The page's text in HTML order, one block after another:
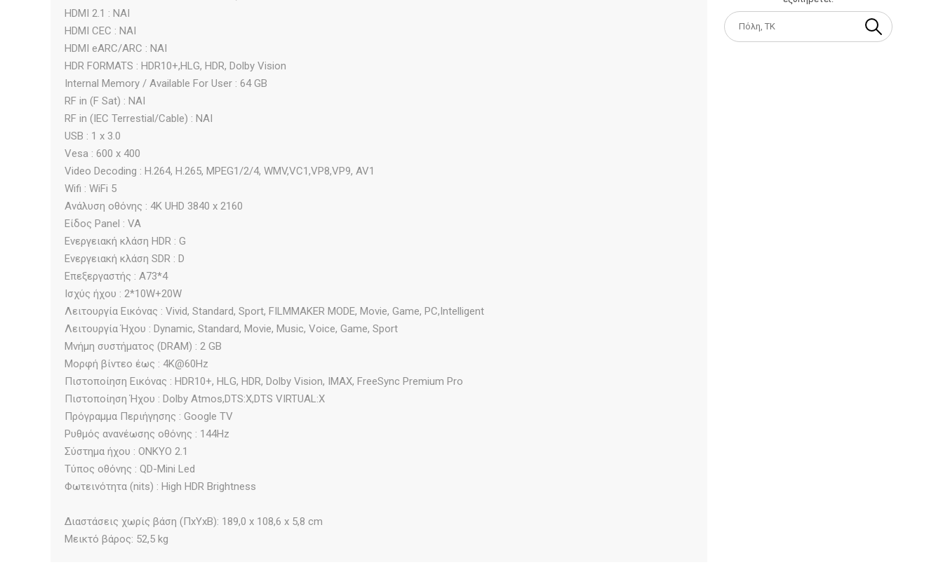
HDMI 2.1 : ΝΑΙ
HDMI CEC : ΝΑΙ
HDMI eARC/ARC : ΝΑΙ
HDR FORMATS : HDR10+,HLG, HDR, Dolby Vision
Internal Memory / Available For User : 64 GB
RF in (F Sat) : ΝΑΙ
RF in (IEC Terrestial/Cable) : ΝΑΙ
USB : 1 x 3.0
Vesa : 600 x 400
Video Decoding : H.264, H.265, MPEG1/2/4, WMV,VC1,VP8,VP9, AV1
Wifi : WiFi 5
Ανάλυση οθόνης : 4K UHD 3840 x 2160
Είδος Panel : VA
Ενεργειακή κλάση HDR : G
Ενεργειακή κλάση SDR : D
Επεξεργαστής : A73*4
Ισχύς ήχου : 2*10W+20W
Λειτουργία Εικόνας : Vivid, Standard, Sport, FILMMAKER MODE, Movie, Game, PC,Intelligent
Λειτουργία Ήχου : Dynamic, Standard, Movie, Music, Voice, Game, Sport
Μνήμη συστήματος (DRAM) : 2 GB
Μορφή βίντεο έως : 4K@60Hz
Πιστοποίηση Εικόνας : HDR10+, HLG, HDR, Dolby Vision, IMAX, FreeSync Premium Pro
Πιστοποίηση Ήχου : Dolby Atmos,DTS:X,DTS VIRTUAL:X
Πρόγραμμα Περιήγησης : Google TV
Ρυθμός ανανέωσης οθόνης : 144Hz
Σύστημα ήχου : ONKYO 2.1
Τύπος οθόνης : QD-Mini Led
Φωτεινότητα (nits) : High HDR Brightness
Διαστάσεις χωρίς βάση (ΠxΥxΒ): 189,0 x 108,6 x 5,8 cm
Μεικτό βάρος: 52,5 kg